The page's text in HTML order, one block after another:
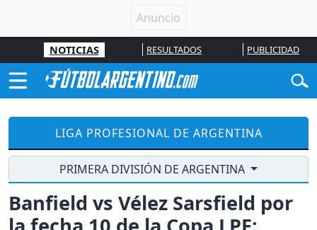
NOTICIAS RESULTADOS PUBLICIDAD
LIGA PROFESIONAL DE ARGENTINA
PRIMERA DIVISIÓN DE ARGENTINA
Banfield vs Vélez Sarsfield por